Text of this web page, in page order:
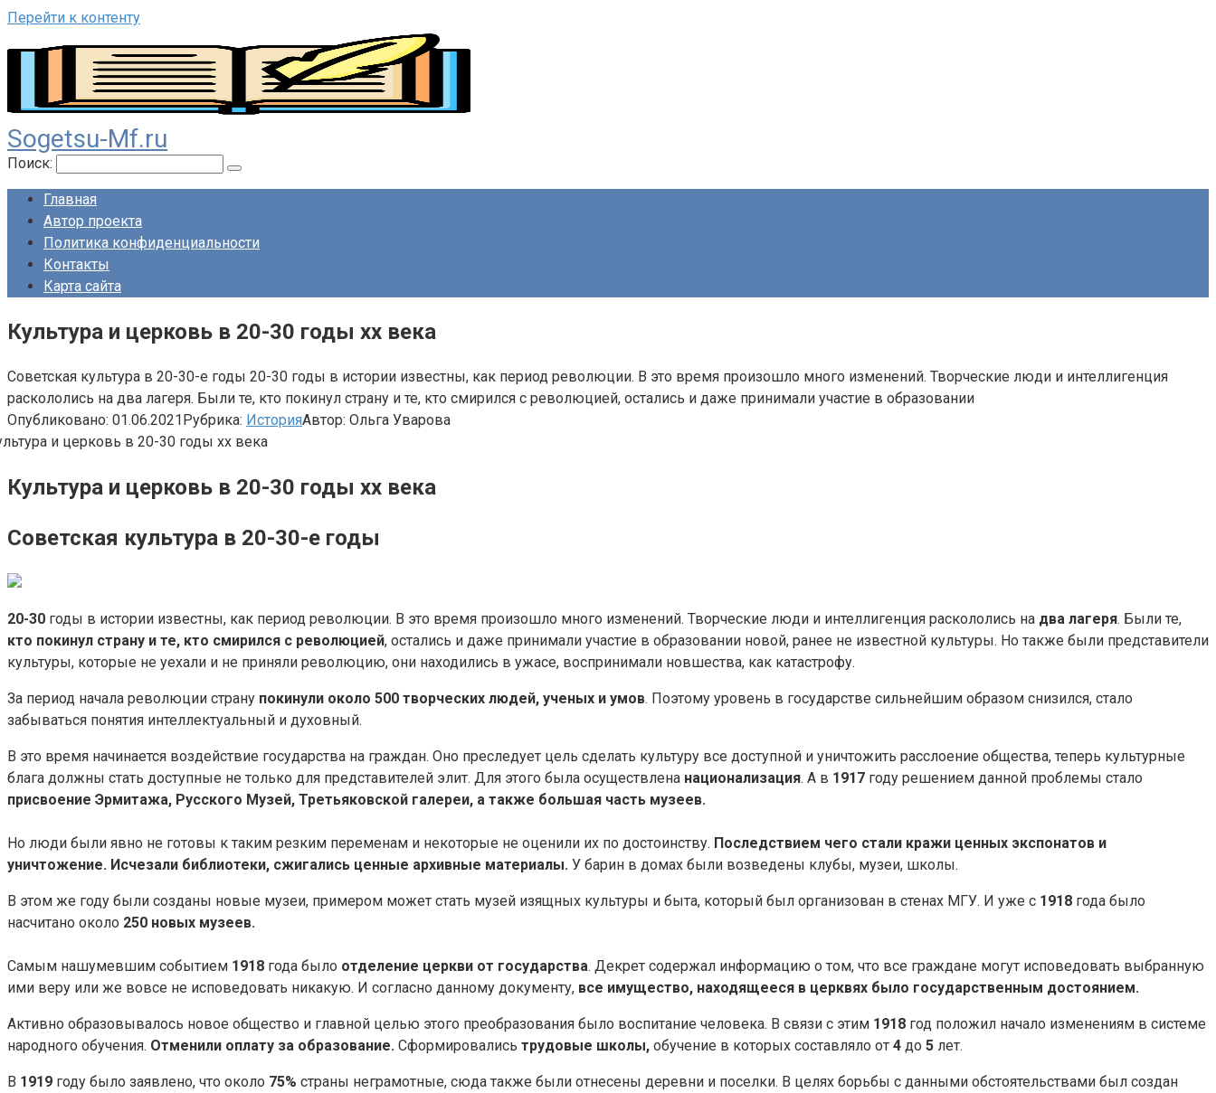
Перейти к контенту
Sogetsu-Mf.ru
Поиск:
Главная
Автор проекта
Политика конфиденциальности
Контакты
Карта сайта
Культура и церковь в 20-30 годы xx века
Советская культура в 20-30-е годы 20-30 годы в истории известны, как период революции. В это время произошло много изменений. Творческие люди и интеллигенция
раскололись на два лагеря. Были те, кто покинул страну и те, кто смирился с революцией, остались и даже принимали участие в образовании
Опубликовано: 01.06.2021Рубрика: ИсторияАвтор: Ольга Уварова
Культура и церковь в 20-30 годы xx века
Советская культура в 20-30-е годы
20-30 годы в истории известны, как период революции. В это время произошло много изменений. Творческие люди и интеллигенция раскололись на два лагеря. Были те,
кто покинул страну и те, кто смирился с революцией, остались и даже принимали участие в образовании новой, ранее не известной культуры. Но также были представители
культуры, которые не уехали и не приняли революцию, они находились в ужасе, воспринимали новшества, как катастрофу.
За период начала революции страну покинули около 500 творческих людей, ученых и умов. Поэтому уровень в государстве сильнейшим образом снизился, стало
забываться понятия интеллектуальный и духовный.
В это время начинается воздействие государства на граждан. Оно преследует цель сделать культуру все доступной и уничтожить расслоение общества, теперь культурные
блага должны стать доступные не только для представителей элит. Для этого была осуществлена национализация. А в 1917 году решением данной проблемы стало
присвоение Эрмитажа, Русского Музей, Третьяковской галереи, а также большая часть музеев.
Но люди были явно не готовы к таким резким переменам и некоторые не оценили их по достоинству. Последствием чего стали кражи ценных экспонатов и
уничтожение. Исчезали библиотеки, сжигались ценные архивные материалы. У барин в домах были возведены клубы, музеи, школы.
В этом же году были созданы новые музеи, примером может стать музей изящных культуры и быта, который был организован в стенах МГУ. И уже с 1918 года было
насчитано около 250 новых музеев.
Самым нашумевшим событием 1918 года было отделение церкви от государства. Декрет содержал информацию о том, что все граждане могут исповедовать выбранную
ими веру или же вовсе не исповедовать никакую. И согласно данному документу, все имущество, находящееся в церквях было государственным достоянием.
Активно образовывалось новое общество и главной целью этого преобразования было воспитание человека. В связи с этим 1918 год положил начало изменениям в системе
народного обучения. Отменили оплату за образование. Сформировались трудовые школы, обучение в которых составляло от 4 до 5 лет.
В 1919 году было заявлено, что около 75% страны неграмотные, сюда также были отнесены деревни и поселки. В целях борьбы с данными обстоятельствами был создан